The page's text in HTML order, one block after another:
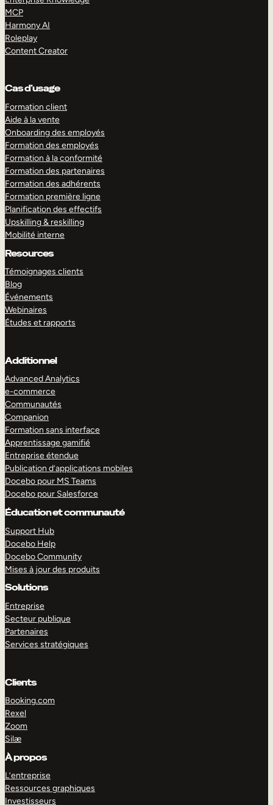
MCP
Harmony AI
Roleplay
Content Creator
Cas d’usage
Formation client
Aide à la vente
Onboarding des employés
Formation des employés
Formation à la conformité
Formation des partenaires
Formation des adhérents
Formation première ligne
Planification des effectifs
Upskilling & reskilling
Mobilité interne
Resources
Témoignages clients
Blog
Événements
Webinaires
Études et rapports
Additionnel
Advanced Analytics
e-commerce
Communautés
Companion
Formation sans interface
Apprentissage gamifié
Entreprise étendue
Publication d’applications mobiles
Docebo pour MS Teams
Docebo pour Salesforce
Éducation et communauté
Support Hub
Docebo Help
Docebo Community
Mises à jour des produits
Solutions
Entreprise
Secteur publique
Partenaires
Services stratégiques
Clients
Booking.com
Rexel
Zoom
Silæ
À propos
L’entreprise
Ressources graphiques
Investisseurs